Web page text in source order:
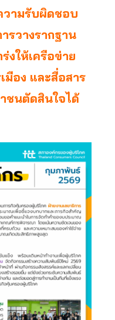
วามรับผิดชอบ
รวางรากฐาน
งให้เครือข่าย
มือง และสื่อสาร
ชนตัดสินใจได้